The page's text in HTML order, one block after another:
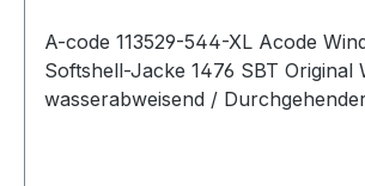
A-code 113529-544-XL Acode
Softshell-Jacke 1476 SBT Original
wasserabweisend /